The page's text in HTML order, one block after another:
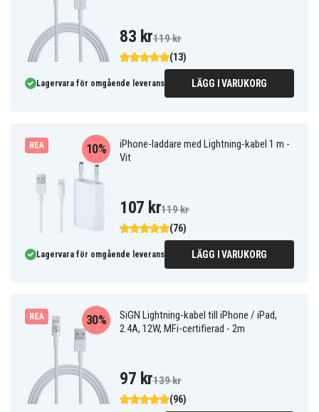
(13)
83 kr119 kr
Lagervara för omgående leverans LÄGG I VARUKORG
REA
iPhone-laddare med Lightning-kabel 1 m -
Vit
(76)
10%
107 kr119 kr
Lagervara för omgående leverans LÄGG I VARUKORG
REA
SiGN Lightning-kabel till iPhone / iPad,
2.4A, 12W, MFi-certifierad - 2m
(96)
30%
97 kr139 kr